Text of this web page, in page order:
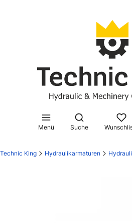
Menü
Suchmaschine
Suche
Technic King Hydraulikarmaturen